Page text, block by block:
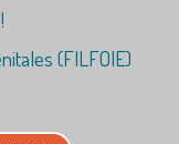
(FILFOIE)